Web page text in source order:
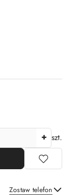
szt.
Zostaw telefon